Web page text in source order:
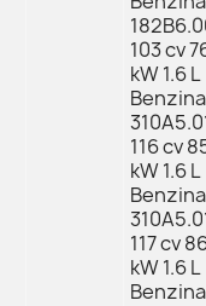
103 cv
kW 1.6 L
Benzina
116 cv
kW 1.6 L
Benzina
117 cv
kW 1.6 L
Benzina